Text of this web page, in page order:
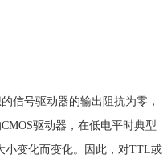
信号驱动器的输出阻抗为零，
驱动器，在低电平时典型
小变化而变化。因此，对TTL或